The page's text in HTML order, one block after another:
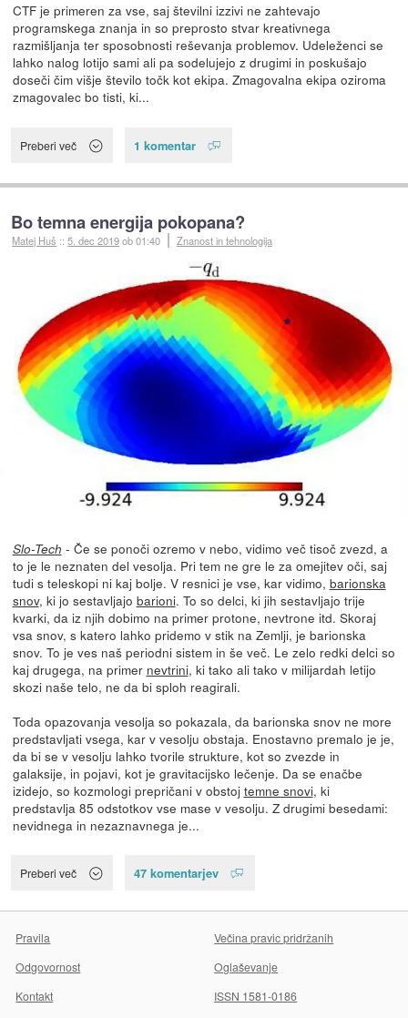
CTF je primeren za vse, saj številni izzivi ne zahtevajo
programskega znanja in so preprosto stvar kreativnega
razmišljanja ter sposobnosti reševanja problemov. Udeleženci se
lahko nalog lotijo sami ali pa sodelujejo z drugimi in poskušajo
doseči čim višje število točk kot ekipa. Zmagovalna ekipa oziroma
zmagovalec bo tisti, ki...
Preberi več 1 komentar
Bo temna energija pokopana?
Matej Huš ::5. dec 2019ob 01:40 Znanost in tehnologija
Slo-Tech - Če se ponoči ozremo v nebo, vidimo več tisoč zvezd, a
to je le neznaten del vesolja. Pri tem ne gre le za omejitev oči, saj
tudi s teleskopi ni kaj bolje. V resnici je vse, kar vidimo, barionska
snov, ki jo sestavljajo barioni. To so delci, ki jih sestavljajo trije
kvarki, da iz njih dobimo na primer protone, nevtrone itd. Skoraj
vsa snov, s katero lahko pridemo v stik na Zemlji, je barionska
snov. To je ves naš periodni sistem in še več. Le zelo redki delci so
kaj drugega, na primer nevtrini, ki tako ali tako v milijardah letijo
skozi naše telo, ne da bi sploh reagirali.
Toda opazovanja vesolja so pokazala, da barionska snov ne more
predstavljati vsega, kar v vesolju obstaja. Enostavno premalo je je,
da bi se v vesolju lahko tvorile strukture, kot so zvezde in
galaksije, in pojavi, kot je gravitacijsko lečenje. Da se enačbe
izidejo, so kozmologi prepričani v obstoj temne snovi, ki
predstavlja 85 odstotkov vse mase v vesolju. Z drugimi besedami:
nevidnega in nezaznavnega je...
Preberi več 47 komentarjev
Pravila
Večina pravic pridržanih
Odgovornost
Oglaševanje
Kontakt
ISSN 1581-0186